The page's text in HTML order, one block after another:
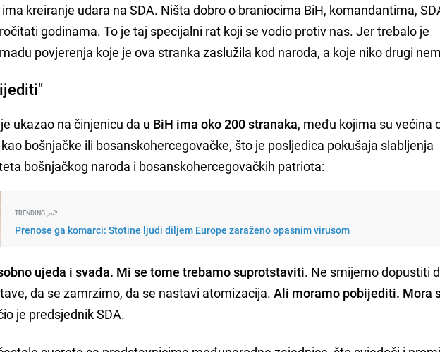
kreiranje udara na SDA. Ništa dobro o braniocima BiH, komandantima,
godinama. To je taj specijalni rat koji se vodio protiv nas. Jer trebalo je
povjerenja koje je ova stranka zaslužila kod naroda, a koje niko drugi
ukazao na činjenicu da u BiH ima oko 200 stranaka, među kojima su većina
bošnjačke ili bosanskohercegovačke, što je posljedica pokušaja slabljenja
bošnjačkog naroda i bosanskohercegovačkih patriota:
TRENDING
Prenose ga komarci: Stotine ljudi diljem Europe zaraženo opasnim virusom
ujeda i svađa. Mi se tome trebamo suprotstaviti. Ne smijemo dopustiti
da se zamrzimo, da se nastavi atomizacija.Ali moramo pobijediti. Mora
je predsjednik SDA.